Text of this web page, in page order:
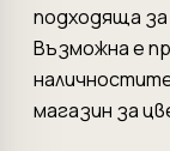
подходяща за
Възможна е
магазин за